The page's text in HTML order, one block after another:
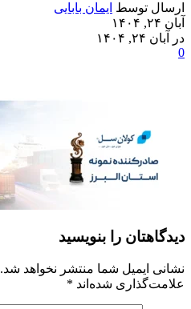
ارسال توسط ایمان بابایی
آبان ۲۴, ۱۴۰۴
در آبان ۲۴, ۱۴۰۴
0
دیدگاهتان را بنویسید
نشانی ایمیل شما منتشر نخواهد شد.
علامت‌گذاری شده‌اند *